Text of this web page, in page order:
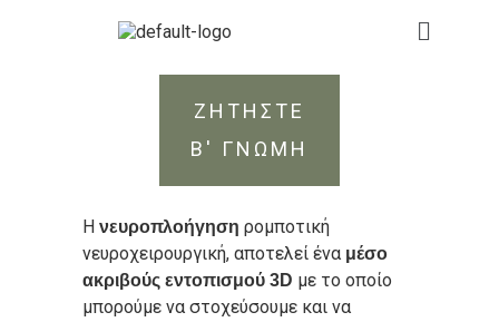
ΖΗΤΗΣΤΕ
Β' ΓΝΩΜΗ
H νευροπλοήγηση ρομποτική
νευροχειρουργική, αποτελεί ένα μέσο
ακριβούς εντοπισμού 3D με το οποίο
μπορούμε να στοχεύσουμε και να